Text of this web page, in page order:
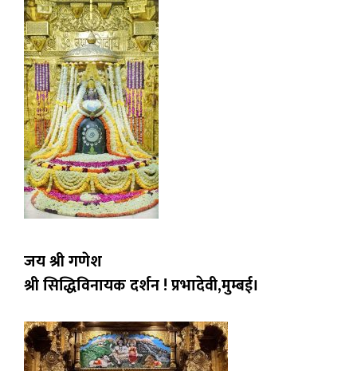
जय श्री गणेश
श्री सिद्धिविनायक दर्शन ! प्रभादेवी,मुम्बई।